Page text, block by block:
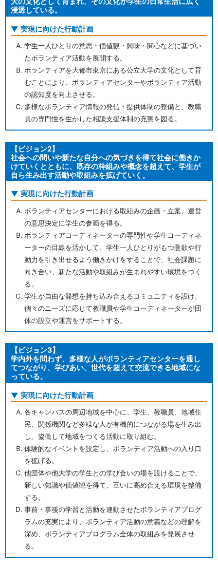
浸透している。
実現に向けた行動計画
学生一人ひとりの意思・価値観・興味・関心などに基づい
たボランティア活動を展開する。
ボランティアを大都市東京にある公立大学の文化として育
むことにより、ボランティアセンターやボランティア活動
の認知度を向上させる。
多様なボランティア情報の発信・提供体制の整備と、教職
員の専門性を生かした相談支援体制の充実を図る。
【ビジョン2】
社会への問いや新たな自分への気づきを得て社会に働きか
けていくとともに、既存の枠組みや概念を超えて、学生が
自ら生み出す活動や取組みを拡げていく。
実現に向けた行動計画
ボランティアセンターにおける取組みの企画・立案、運営
の意思決定に学生の参画を得る。
ボランティアコーディネーターの専門性や学生コーディネ
ーターの目線を活かして、学生一人ひとりがもつ意欲や行
動力を引き出せるよう働きかけをすることで、社会課題に
向き合い、新たな活動や取組みが生まれやすい環境をつく
る。
学生が自由な発想を持ち込み合えるコミュニティを設け、
個々のニーズに応じて教職員や学生コーディネーターが団
体の設立や運営をサポートする。
【ビジョン3】
学内外を問わず、多様な人がボランティアセンターを通し
てつながり、学びあい、世代を超えて交流できる地域にな
っている。
実現に向けた行動計画
各キャンパスの周辺地域を中心に、学生、教職員、地域住
民、関係機関など多様な人が有機的につながる場を生み出
し、協働して地域をつくる活動に取り組む。
体験的なイベントを設定し、ボランティア活動への入り口
を拡げる。
他団体や他大学の学生との学び合いの場を設けることで、
新しい知識や価値観を得て、互いに高め合える環境を整備
する。
事前・事後の学習と活動を連動させたボランティアプログ
ラムの充実により、ボランティア活動の意義などの理解を
深め、ボランティアプログラム全体の取組みを発展させ
る。